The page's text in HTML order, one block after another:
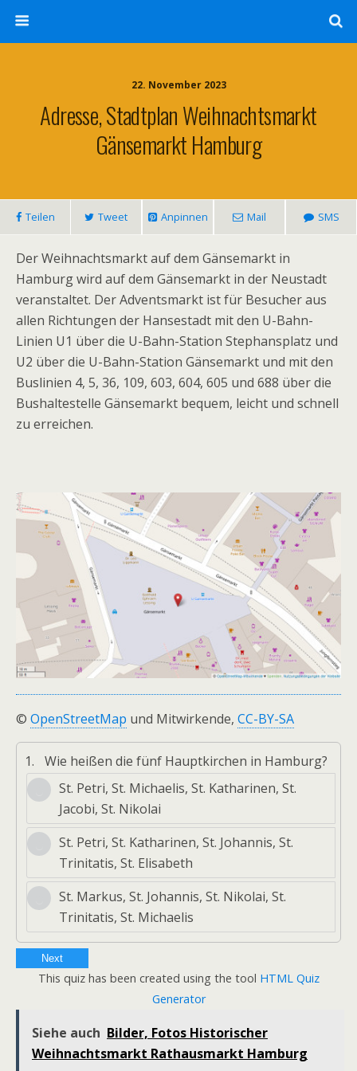
22. November 2023
Adresse, Stadtplan Weihnachtsmarkt
Gänsemarkt Hamburg
Teilen Tweet Anpinnen Mail SMS
Der Weihnachtsmarkt auf dem Gänsemarkt in
Hamburg wird auf dem Gänsemarkt in der Neustadt
veranstaltet. Der Adventsmarkt ist für Besucher aus
allen Richtungen der Hansestadt mit den U-Bahn-
Linien U1 über die U-Bahn-Station Stephansplatz und
U2 über die U-Bahn-Station Gänsemarkt und mit den
Buslinien 4, 5, 36, 109, 603, 604, 605 und 688 über die
Bushaltestelle Gänsemarkt bequem, leicht und schnell
zu erreichen.
© OpenStreetMap und Mitwirkende, CC-BY-SA
1.
Wie heißen die fünf Hauptkirchen in Hamburg?
St. Petri, St. Michaelis, St. Katharinen, St.
Jacobi, St. Nikolai
St. Petri, St. Katharinen, St. Johannis, St.
Trinitatis, St. Elisabeth
St. Markus, St. Johannis, St. Nikolai, St.
Trinitatis, St. Michaelis
Next
This quiz has been created using the tool HTML Quiz
Generator
Siehe auch Bilder, Fotos Historischer
Weihnachtsmarkt Rathausmarkt Hamburg